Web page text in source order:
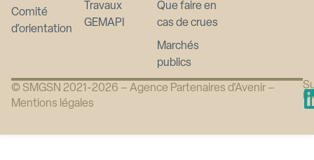
Comité
d’orientation
Travaux
GEMAPI
Que faire en
cas de crues
Marchés
publics
© SMGSN 2021-2026 – Agence Partenaires d’Avenir –
Mentions légales